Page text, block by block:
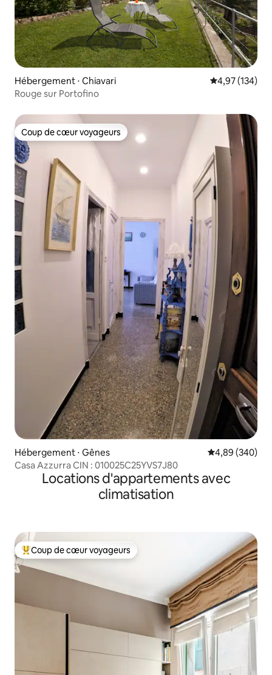
Hébergement ⋅ Chiavari Évaluation
4,97 (134)
Rouge sur Portofino
Coup de cœur voyageurs
Coup de cœur voyageurs
Hébergement ⋅ Gênes Évaluation
4,89 (340)
Casa Azzurra CIN : 010025C25YVS7J80
Locations d'appartements avec
climatisation
Coups de cœur voyageurs les plus appréciés
Coup de cœur voyageurs